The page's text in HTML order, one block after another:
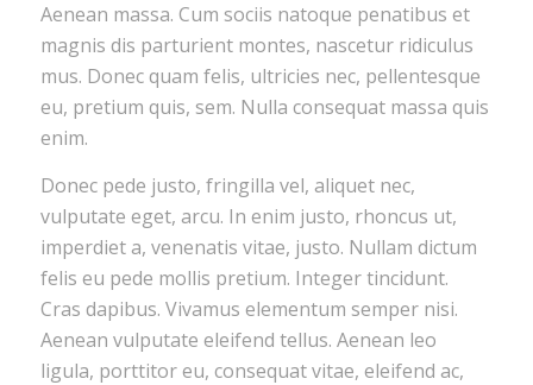
Aenean massa. Cum sociis natoque penatibus et
magnis dis parturient montes, nascetur ridiculus
mus. Donec quam felis, ultricies nec, pellentesque
eu, pretium quis, sem. Nulla consequat massa quis
enim.
Donec pede justo, fringilla vel, aliquet nec,
vulputate eget, arcu. In enim justo, rhoncus ut,
imperdiet a, venenatis vitae, justo. Nullam dictum
felis eu pede mollis pretium. Integer tincidunt.
Cras dapibus. Vivamus elementum semper nisi.
Aenean vulputate eleifend tellus. Aenean leo
ligula, porttitor eu, consequat vitae, eleifend ac,